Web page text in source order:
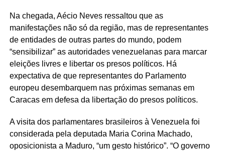
Na chegada, Aécio Neves ressaltou que as
manifestações não só da região, mas de representantes
de entidades de outras partes do mundo, podem
“sensibilizar” as autoridades venezuelanas para marcar
eleições livres e libertar os presos políticos. Há
expectativa de que representantes do Parlamento
europeu desembarquem nas próximas semanas em
Caracas em defesa da libertação do presos políticos.
A visita dos parlamentares brasileiros à Venezuela foi
considerada pela deputada Maria Corina Machado,
oposicionista a Maduro, “um gesto histórico”. “O governo